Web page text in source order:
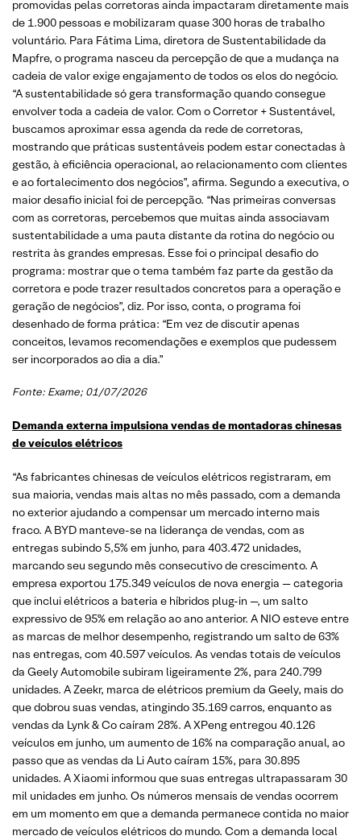
promovidas pelas corretoras ainda impactaram diretamente mais
de 1.900 pessoas e mobilizaram quase 300 horas de trabalho
voluntário. Para Fátima Lima, diretora de Sustentabilidade da
Mapfre, o programa nasceu da percepção de que a mudança na
cadeia de valor exige engajamento de todos os elos do negócio.
“A sustentabilidade só gera transformação quando consegue
envolver toda a cadeia de valor. Com o Corretor + Sustentável,
buscamos aproximar essa agenda da rede de corretoras,
mostrando que práticas sustentáveis podem estar conectadas à
gestão, à eficiência operacional, ao relacionamento com clientes
e ao fortalecimento dos negócios”, afirma. Segundo a executiva, o
maior desafio inicial foi de percepção. “Nas primeiras conversas
com as corretoras, percebemos que muitas ainda associavam
sustentabilidade a uma pauta distante da rotina do negócio ou
restrita às grandes empresas. Esse foi o principal desafio do
programa: mostrar que o tema também faz parte da gestão da
corretora e pode trazer resultados concretos para a operação e
geração de negócios”, diz. Por isso, conta, o programa foi
desenhado de forma prática: “Em vez de discutir apenas
conceitos, levamos recomendações e exemplos que pudessem
ser incorporados ao dia a dia.”
Fonte: Exame; 01/07/2026
Demanda externa impulsiona vendas de montadoras chinesas
de veículos elétricos
“As fabricantes chinesas de veículos elétricos registraram, em
sua maioria, vendas mais altas no mês passado, com a demanda
no exterior ajudando a compensar um mercado interno mais
fraco. A BYD manteve-se na liderança de vendas, com as
entregas subindo 5,5% em junho, para 403.472 unidades,
marcando seu segundo mês consecutivo de crescimento. A
empresa exportou 175.349 veículos de nova energia — categoria
que inclui elétricos a bateria e híbridos plug-in —, um salto
expressivo de 95% em relação ao ano anterior. A NIO esteve entre
as marcas de melhor desempenho, registrando um salto de 63%
nas entregas, com 40.597 veículos. As vendas totais de veículos
da Geely Automobile subiram ligeiramente 2%, para 240.799
unidades. A Zeekr, marca de elétricos premium da Geely, mais do
que dobrou suas vendas, atingindo 35.169 carros, enquanto as
vendas da Lynk & Co caíram 28%. A XPeng entregou 40.126
veículos em junho, um aumento de 16% na comparação anual, ao
passo que as vendas da Li Auto caíram 15%, para 30.895
unidades. A Xiaomi informou que suas entregas ultrapassaram 30
mil unidades em junho. Os números mensais de vendas ocorrem
em um momento em que a demanda permanece contida no maior
mercado de veículos elétricos do mundo. Com a demanda local